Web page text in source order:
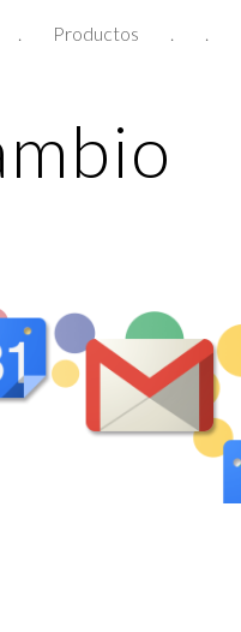
Skip to navigation
. Productos . .